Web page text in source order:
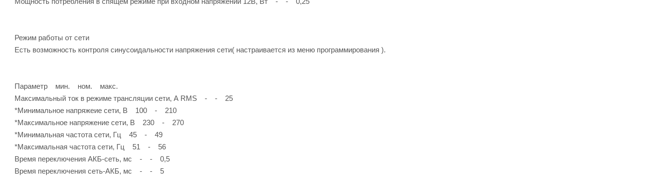
Режим работы от сети
Есть возможность контроля синусоидальности напряжения сети( настраивается из меню программирования ).
Параметр мин. ном. макс.
Максимальный ток в режиме трансляции сети, А RMS - - 25
*Минимальное напряжеие сети, В 100 - 210
*Максимальное напряжение сети, В 230 - 270
*Минимальная частота сети, Гц 45 - 49
*Максимальная частота сети, Гц 51 - 56
Время переключения АКБ-сеть, мс - - 0,5
Время переключения сеть-АКБ, мс - - 5